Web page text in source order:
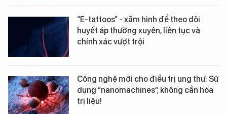
“E-tattoos” - xăm hình để theo dõi
huyết áp thường xuyên, liên tục và
chính xác vượt trội
Công nghệ mới cho điều trị ung thư: Sử
dụng “nanomachines“, không cần hóa
trị liệu!